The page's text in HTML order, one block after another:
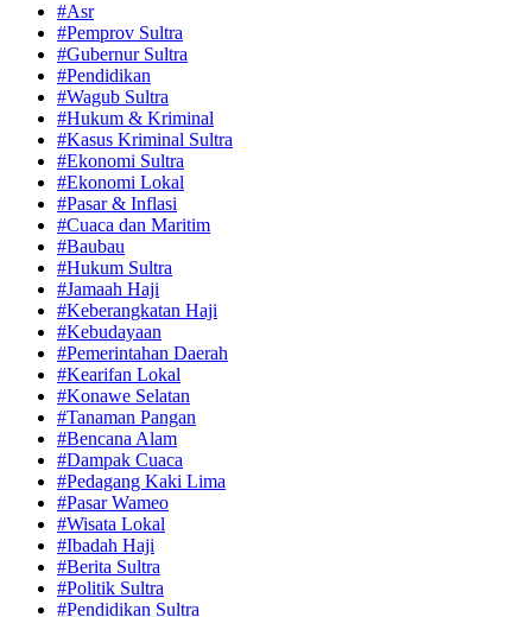
#Asr
#Pemprov Sultra
#Gubernur Sultra
#Pendidikan
#Wagub Sultra
#Hukum & Kriminal
#Kasus Kriminal Sultra
#Ekonomi Sultra
#Ekonomi Lokal
#Pasar & Inflasi
#Cuaca dan Maritim
#Baubau
#Hukum Sultra
#Jamaah Haji
#Keberangkatan Haji
#Kebudayaan
#Pemerintahan Daerah
#Kearifan Lokal
#Konawe Selatan
#Tanaman Pangan
#Bencana Alam
#Dampak Cuaca
#Pedagang Kaki Lima
#Pasar Wameo
#Wisata Lokal
#Ibadah Haji
#Berita Sultra
#Politik Sultra
#Pendidikan Sultra